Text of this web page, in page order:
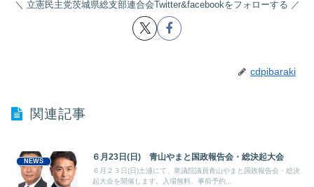
立憲民主党茨城県総支部連合会Twitter&facebookをフォローする
cdpibaraki
関連記事
NEWS ６月23日(日) 青山やまと国政報告会・総決起大会
６月２３日(日)土浦にて、衆議院議員青山やまと国政報告会・総決
起大会を開催します。入場無料、事前予約...